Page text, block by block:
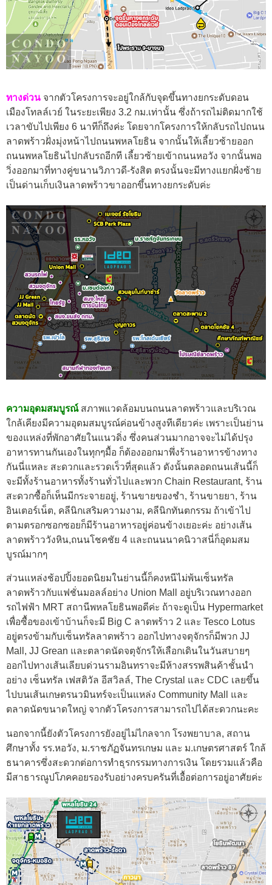
ทางด่วน จากตัวโครงการจะอยู่ใกล้กับจุดขึ้นทางยกระดับดอน
เมืองโทลล์เวย์ ในระยะเพียง 3.2 กม.เท่านั้น ซึ่งถ้ารถไม่ติดมากใช้
เวลาขับไปเพียง 6 นาทีก็ถึงค่ะ โดยจากโครงการให้กลับรถไปถนน
ลาดพร้าวฝั่งมุ่งหน้าไปถนนพหลโยธิน จากนั้นให้เลี้ยวซ้ายออก
ถนนพหลโยธินไปกลับรถอีกที เลี้ยวซ้ายเข้าถนนหอวัง จากนั้นพอ
วิ่งออกมาที่ทางคู่ขนานวิภาวดี-รังสิต ตรงนั้นจะมีทางแยกฝั่งซ้าย
เป็นด่านเก็บเงินลาดพร้าวขาออกขึ้นทางยกระดับค่ะ
ความอุดมสมบูรณ์ สภาพแวดล้อมบนถนนลาดพร้าวและบริเวณ
ใกล้เคียงมีความอุดมสมบูรณ์ค่อนข้างสูงทีเดียวค่ะ เพราะเป็นย่าน
ของแหล่งที่พักอาศัยในแนวดิ่ง ซึ่งคนส่วนมากอาจจะไม่ได้ปรุง
อาหารทานกันเองในทุกๆมื้อ ก็ต้องออกมาพึ่งร้านอาหารข้างทาง
กันนี่แหละ สะดวกและรวดเร็วที่สุดแล้ว ดังนั้นตลอดถนนเส้นนี้ก็
จะมีทั้งร้านอาหารทั้งร้านทั่วไปและพวก Chain Restaurant, ร้าน
สะดวกซื้อก็เห็นมีกระจายอยู่, ร้านขายของชำ, ร้านขายยา, ร้าน
อินเตอร์เน็ต, คลีนิกเสริมความงาม, คลีนิกทันตกรรม ถ้าเข้าไป
ตามตรอกซอกซอยก็มีร้านอาหารอยู่ค่อนข้างเยอะค่ะ อย่างเส้น
ลาดพร้าววังหิน,ถนนโชคชัย 4 และถนนนาคนิวาสนี่ก็อุดมสม
บูรณ์มากๆ
ส่วนแหล่งช้อปปิ้งยอดนิยมในย่านนี้ก็คงหนีไม่พ้นเซ็นทรัล
ลาดพร้าวกับแฟชั่นมอลล์อย่าง Union Mall อยู่บริเวณทางออก
รถไฟฟ้า MRT สถานีพหลโยธินพอดีค่ะ ถ้าจะดูเป็น Hypermarket
เพื่อซื้อของเข้าบ้านก็จะมี Big C ลาดพร้าว 2 และ Tesco Lotus
อยู่ตรงข้ามกับเซ็นทรัลลาดพร้าว ออกไปทางจตุจักรก็มีพวก JJ
Mall, JJ Grean และตลาดนัดจตุจักรให้เลือกเดินในวันสบายๆ
ออกไปทางเส้นเลียบด่วนรามอินทราจะมีห้างสรรพสินค้าชั้นนำ
อย่าง เซ็นทรัล เฟสติวัล อีสวิลล์, The Crystal และ CDC เลยขึ้น
ไปบนเส้นเกษตรนวมินทร์จะเป็นแหล่ง Community Mall และ
ตลาดนัดขนาดใหญ่ จากตัวโครงการสามารถไปได้สะดวกนะคะ
นอกจากนี้ยังตัวโครงการยังอยู่ไม่ไกลจาก โรงพยาบาล, สถาน
ศึกษาทั้ง รร.หอวัง, ม.ราชภัฏจันทรเกษม และ ม.เกษตรศาสตร์ ใกล้
ธนาคารซึ่งสะดวกต่อการทำธุรกรรมทางการเงิน โดยรวมแล้วคือ
มีสาธารณูปโภคคอยรองรับอย่างครบครันที่เอื้อต่อการอยู่อาศัยค่ะ